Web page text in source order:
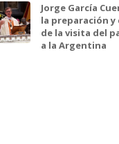
Jorge García
la preparación
de la visita del
a la Argentina